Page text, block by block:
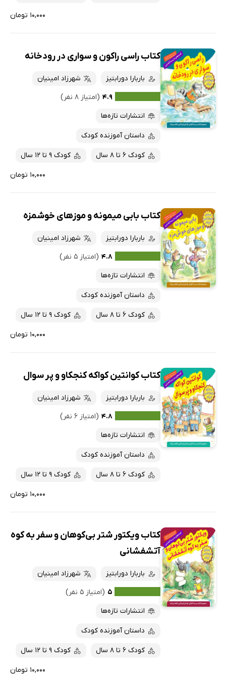
۱۰,۰۰۰ تومان
کتاب راسی راکون و سواری در رودخانه
باربارا دورابتیز
شهرزاد امینیان
۴.۹ (امتیاز ۸ نفر)
انتشارات تازه‌ها
داستان آموزنده کودک
کودک 6 تا 8 سال کودک 9 تا 12 سال
۱۰,۰۰۰ تومان
کتاب بابی میمونه و موزهای خوشمزه
باربارا دورابتیز
شهرزاد امینیان
۴.۸ (امتیاز ۵ نفر)
انتشارات تازه‌ها
داستان آموزنده کودک
کودک 6 تا 8 سال کودک 9 تا 12 سال
۱۰,۰۰۰ تومان
کتاب کوانتین کواکه کنجکاو و پر سوال
باربارا دورابتیز
شهرزاد امینیان
۴.۸ (امتیاز ۶ نفر)
انتشارات تازه‌ها
داستان آموزنده کودک
کودک 6 تا 8 سال کودک 9 تا 12 سال
۱۰,۰۰۰ تومان
کتاب ویکتور شتر بی‌کوهان و سفر به کوه
آتشفشانی
باربارا دورابتیز
شهرزاد امینیان
۵ (امتیاز ۵ نفر)
انتشارات تازه‌ها
داستان آموزنده کودک
کودک 6 تا 8 سال کودک 9 تا 12 سال
۱۰,۰۰۰ تومان